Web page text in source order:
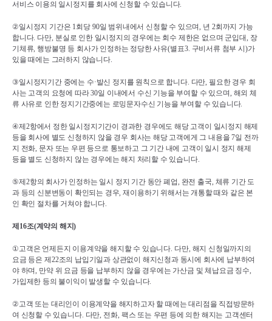
서비스 이용의 일시정지를 회사에 신청할 수 있습니다.
②일시정지 기간은 1회당 90일 범위내에서 신청할 수 있으며, 년 2회까지 가능
합니다. 다만, 분실로 인한 일시정지의 경우에는 회수 제한은 없으며 군입대, 장
기체류, 행방불명 등 회사가 인정하는 정당한 사유(별표3. 구비서류 첨부 시 )가
있을 때에는 그러하지 않습니다.
③일시정지기간 중에는 수·발신 정지를 원칙으로 합니다. 다만, 필요한 경우 회
사는 고객의 요청에 따라 30일 이내에서 수신 기능을 부여할 수 있으며, 해외 체
류 사유로 인한 정지기간중에는 로밍문자수신 기능을 부여할 수 있습니다.
④제 2항에서 정한 일시정지기간이 경과한 경우에도 해당 고객이 일시정지 해제
등을 회사에 별도 신청하지 않을 경우 회사는 해당 고객에게 그 내용을 7일 전까
지 전화, 문자 또는 우편 등으로 통보하고 그 기간 내에 고객이 일시 정지 해제
등을 별도 신청하지 않는 경우에는 해지 처리할 수 있습니다.
⑤제 2항의 회사가 인정하는 일시 정지 기간 동안 폐업, 완전 출국, 체류 기간 도
과 등의 신분변동이 확인되는 경우, 재이용하기 위해서는 개통할 때와 같은 본
인 확인 절차를 거쳐야 합니다.
제 16조(계약의 해지)
①고객은 언제든지 이용계약을 해지할 수 있습니다. 다만, 해지 신청일까지의
요금 등은 제 22조의 납입기일과 상관없이 해지신청과 동시에 회사에 납부하여
야 하며, 만약 위 요금 등을 납부하지 않을 경우에는 가산금 및 체납요금 징수
가입제한 등의 불이익이 발생할 수 있습니다.
②고객 또는 대리인이 이용계약을 해지하고자 할 때에는 대리점을 직접방문하
여 신청할 수 있습니다. 다만, 전화, 팩스 또는 우편 등에 의한 해지는 고객센터